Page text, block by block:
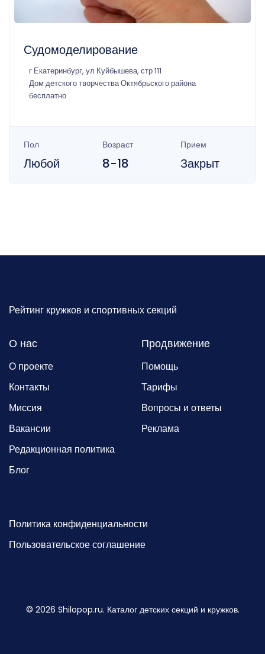
Судомоделирование
г Екатеринбург, ул Куйбышева, стр 111
Дом детского творчества Октябрьского района
бесплатно
Пол
Любой
Возраст
8-18
Прием
Закрыт
Рейтинг кружков и спортивных секций
О нас
О проекте
Контакты
Миссия
Вакансии
Редакционная политика
Блог
Продвижение
Помощь
Тарифы
Вопросы и ответы
Реклама
Политика конфиденциальности
Пользовательское соглашение
© 2026 Shilopop.ru. Каталог детских секций и кружков.